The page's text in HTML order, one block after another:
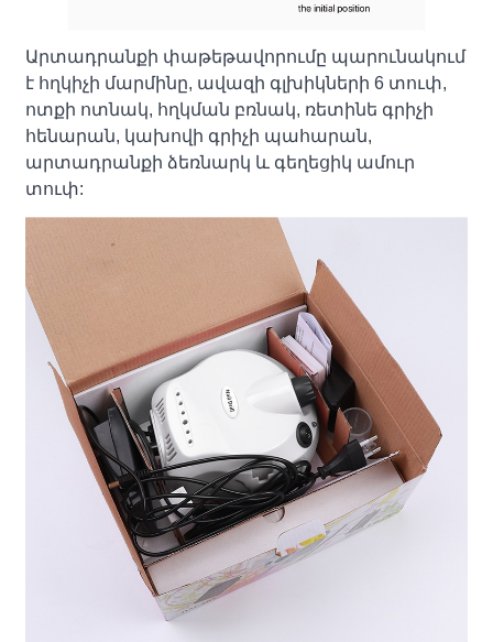
Արտադրանքի փաթեթավորումը պարունակում
է հղկիչի մարմինը, ավազի գլխիկների 6 տուփ,
ոտքի ոտնակ, հղկման բռնակ, ռետինե գրիչի
հենարան, կախովի գրիչի պահարան,
արտադրանքի ձեռնարկ և գեղեցիկ ամուր
տուփ: